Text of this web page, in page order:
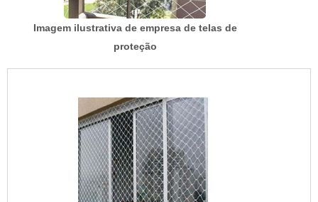
Imagem ilustrativa de empresa de telas de
proteção